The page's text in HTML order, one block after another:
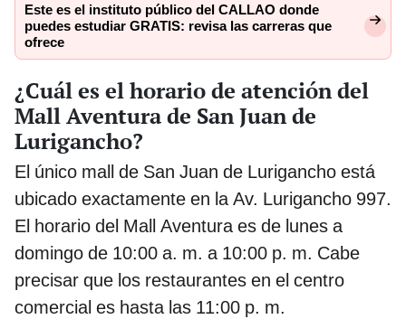
Este es el instituto público del CALLAO donde
puedes estudiar GRATIS: revisa las carreras que
ofrece
¿Cuál es el horario de atención del
Mall Aventura de San Juan de
Lurigancho?
El único mall de San Juan de Lurigancho está
ubicado exactamente en la Av. Lurigancho 997.
El horario del Mall Aventura es de lunes a
domingo de 10:00 a. m. a 10:00 p. m. Cabe
precisar que los restaurantes en el centro
comercial es hasta las 11:00 p. m.